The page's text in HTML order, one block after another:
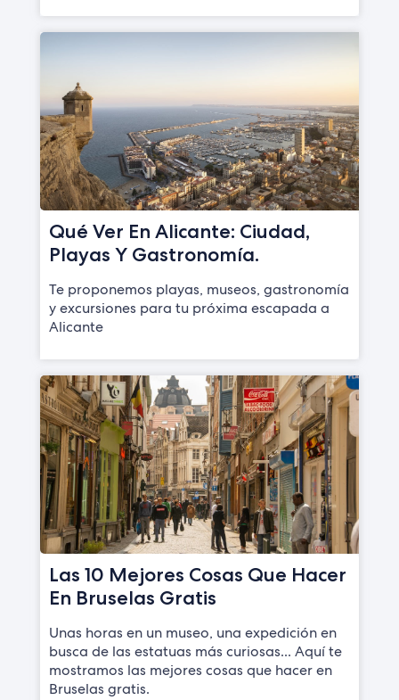
Qué Ver En Alicante: Ciudad,
Playas Y Gastronomía.
Te proponemos playas, museos, gastronomía
y excursiones para tu próxima escapada a
Alicante
Las 10 Mejores Cosas Que Hacer
En Bruselas Gratis
Unas horas en un museo, una expedición en
busca de las estatuas más curiosas... Aquí te
mostramos las mejores cosas que hacer en
Bruselas gratis.